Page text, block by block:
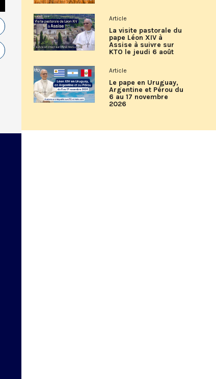
Article
La visite pastorale du
pape Léon XIV à
Assise à suivre sur
KTO le jeudi 6 août
Article
Le pape en Uruguay,
Argentine et Pérou du
6 au 17 novembre
2026